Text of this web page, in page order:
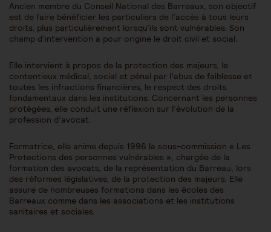
Ancien membre du Conseil National des Barreaux, son objectif
est de faire bénéficier les particuliers de l’accès à tous leurs
droits, plus particulièrement lorsqu’ils sont vulnérables. Son
champ d’intervention a pour origine le droit civil et social.
Elle intervient à propos de la protection des majeurs, le
contentieux médical, social et pénal par l’abus de faiblesse et
toutes les infractions financières, le respect des droits
fondamentaux dans les institutions. Concernant les personnes
protégées, elle conduit une réflexion sur l’évolution de la
profession d’avocat.
Formatrice, elle anime depuis 1996 la sous-commission « Les
Protections des personnes vulnérables », chargée de la
formation des avocats, de la représentation du Barreau, lors
des réformes législatives, de la protection des majeurs. Elle
assure de nombreuses formations dans les écoles des
Barreaux comme dans les associations et les institutions
sanitaires et sociales.